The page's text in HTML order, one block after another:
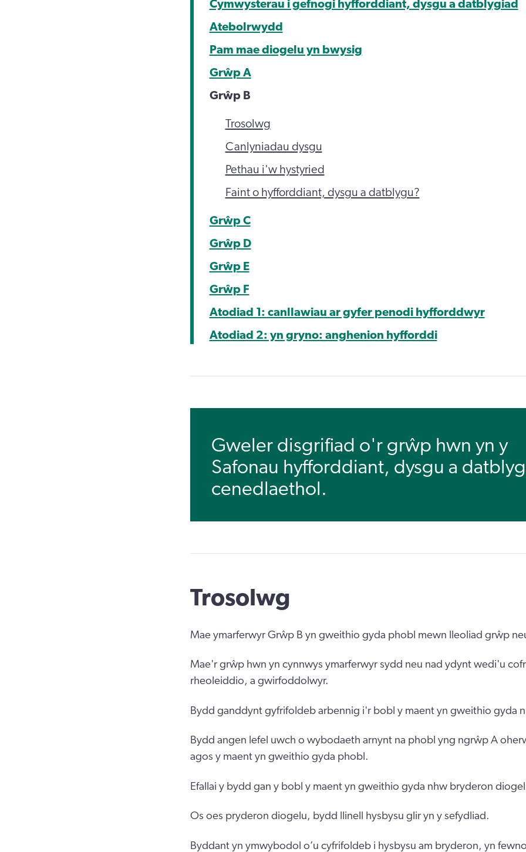
Cymwysterau i gefnogi hyfforddiant, dysgu a datblygiad
Atebolrwydd
Pam mae diogelu yn bwysig
Grŵp A
Grŵp B
Trosolwg
Canlyniadau dysgu
Pethau i'w hystyried
Faint o hyfforddiant, dysgu a datblygu?
Grŵp C
Grŵp D
Grŵp E
Grŵp F
Atodiad 1: canllawiau ar gyfer penodi hyfforddwyr
Atodiad 2: yn gryno: anghenion hyfforddi
Gweler disgrifiad o'r grŵp hwn yn y
Safonau hyfforddiant, dysgu a
cenedlaethol.
Trosolwg
Mae ymarferwyr Grŵp B yn gweithio gyda phobl mewn lleoliad grŵp
Mae'r grŵp hwn yn cynnwys ymarferwyr sydd neu nad ydynt wedi'u
rheoleiddio, a gwirfoddolwyr.
Bydd ganddynt gyfrifoldeb arbennig i'r bobl y maent yn gweithio gyda
Bydd angen lefel uwch o wybodaeth arnynt na phobl yng ngrŵp A
agos y maent yn gweithio gyda phobl.
Efallai y bydd gan y bobl y maent yn gweithio gyda nhw bryderon
Os oes pryderon diogelu, bydd llinell hysbysu glir yn y sefydliad.
Byddant yn ymwybodol o’u cyfrifoldeb i hysbysu am bryderon, yn